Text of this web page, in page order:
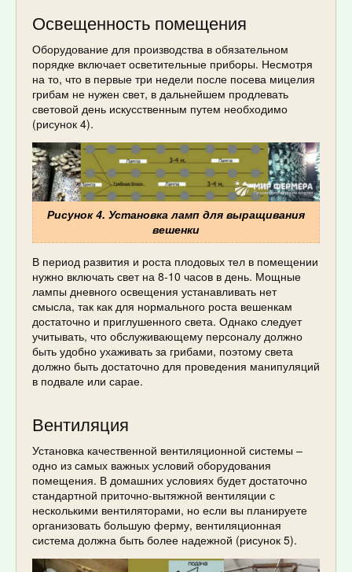
Освещенность помещения
Оборудование для производства в обязательном
порядке включает осветительные приборы. Несмотря
на то, что в первые три недели после посева мицелия
грибам не нужен свет, в дальнейшем продлевать
световой день искусственным путем необходимо
(рисунок 4).
Рисунок 4. Установка ламп для выращивания
вешенки
В период развития и роста плодовых тел в помещении
нужно включать свет на 8-10 часов в день. Мощные
лампы дневного освещения устанавливать нет
смысла, так как для нормального роста вешенкам
достаточно и приглушенного света. Однако следует
учитывать, что обслуживающему персоналу должно
быть удобно ухаживать за грибами, поэтому света
должно быть достаточно для проведения манипуляций
в подвале или сарае.
Вентиляция
Установка качественной вентиляционной системы –
одно из самых важных условий оборудования
помещения. В домашних условиях будет достаточно
стандартной приточно-вытяжной вентиляции с
несколькими вентиляторами, но если вы планируете
организовать большую ферму, вентиляционная
система должна быть более надежной (рисунок 5).